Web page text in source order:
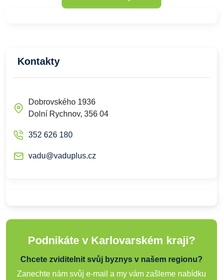
Kontakty
Dobrovského 1936
Dolní Rychnov, 356 04
352 626 180
vadu@vaduplus.cz
Podnikáte v Karlovarském kraji?
Chcete zviditelnit svůj byznys v našem regionu?
Zanechte nám svůj e-mail a my vám zašleme nabídku